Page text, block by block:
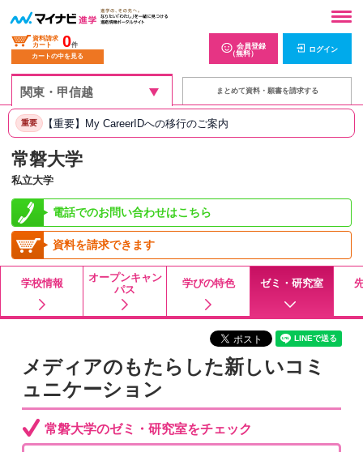
資料請求
カート
0件
カートの中を見る
会員登録
（無料）
ログイン
まとめて資料・願書を請求する
重要 【重要】My CareerIDへの移行のご案内
常磐大学
私立大学
電話でのお問い合わせはこちら
資料を請求できます
学校情報
オープンキャン
パス
学びの特色 ゼミ・研究室
メディアのもたらした新しいコミ
ュニケーション
常磐大学のゼミ・研究室をチェック